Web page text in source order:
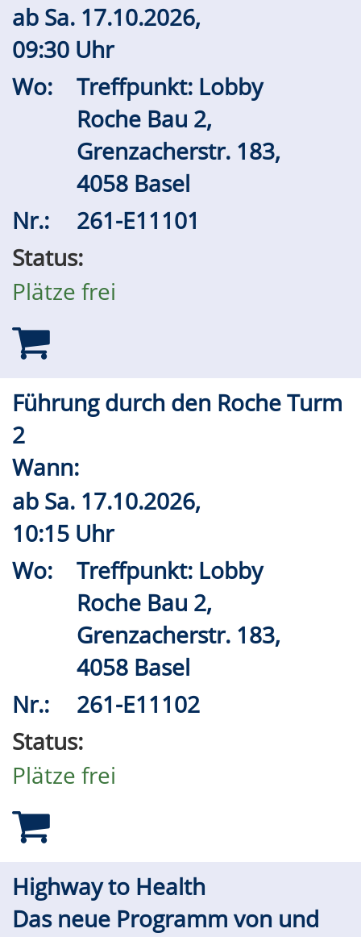
ab Sa. 17.10.2026,
09:30 Uhr
Wo:
Treffpunkt: Lobby
Roche Bau 2,
Grenzacherstr. 183,
4058 Basel
Nr.:
261-E11101
Status:
Plätze frei
Führung durch den Roche Turm
2
Wann:
ab Sa. 17.10.2026,
10:15 Uhr
Wo:
Treffpunkt: Lobby
Roche Bau 2,
Grenzacherstr. 183,
4058 Basel
Nr.:
261-E11102
Status:
Plätze frei
Highway to Health
Das neue Programm von und